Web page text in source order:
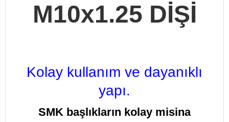
M10x1.25 DİŞİ
Kolay kullanım ve dayanıklı
yapı.
SMK başlıkların kolay misina